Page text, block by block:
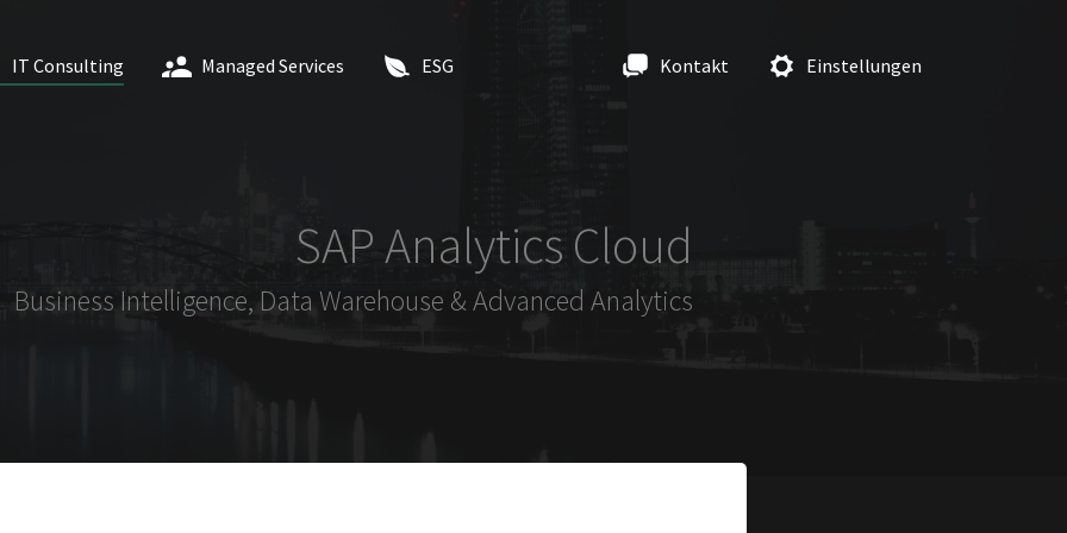
IT Consulting Managed Services ESG Kontakt Einstellungen
SAP Analytics Cloud
Business Intelligence, Data Warehouse & Advanced Analytics